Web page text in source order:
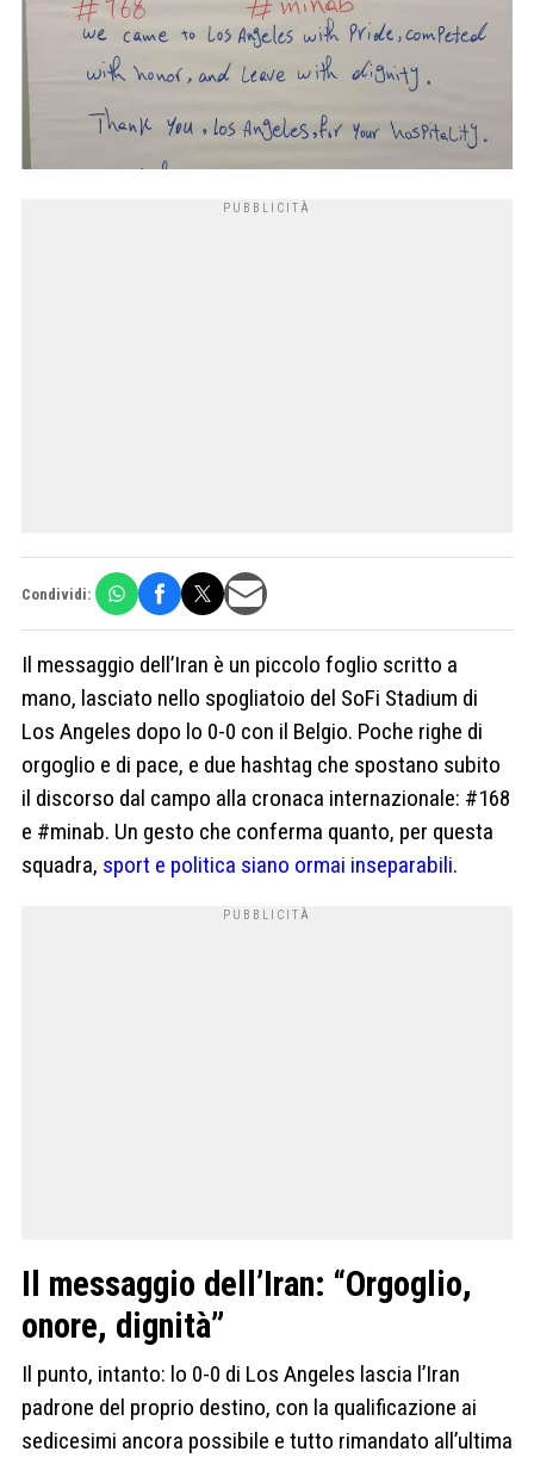
Condividi:
Il messaggio dell’Iran è un piccolo foglio scritto a
mano, lasciato nello spogliatoio del SoFi Stadium di
Los Angeles dopo lo 0-0 con il Belgio. Poche righe di
orgoglio e di pace, e due hashtag che spostano subito
il discorso dal campo alla cronaca internazionale: #168
e #minab. Un gesto che conferma quanto, per questa
squadra, sport e politica siano ormai inseparabili.
Il messaggio dell’Iran: “Orgoglio,
onore, dignità”
Il punto, intanto: lo 0-0 di Los Angeles lascia l’Iran
padrone del proprio destino, con la qualificazione ai
sedicesimi ancora possibile e tutto rimandato all’ultima